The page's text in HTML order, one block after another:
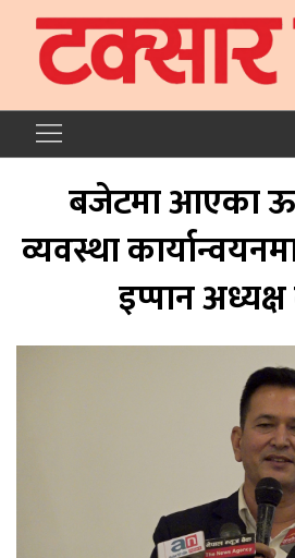
बजेटमा आएका
व्यवस्था
इप्पान